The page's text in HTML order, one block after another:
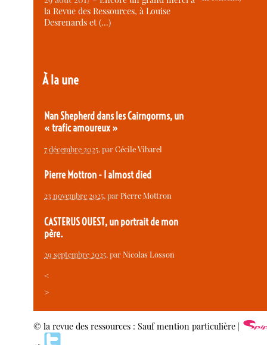
la Revue des Ressources, à Louise
Desrenards et (…)
À la une
Nan Shepherd dans les Cairngorms, un
« trafic amoureux »
7 décembre 2025, parCécile Vibarel
Pierre Mottron - I almost died
23 novembre 2025, parPierre Mottron
CASTERUS OUEST, un portrait de mon
père.
29 septembre 2025, parNicolas Losson
<
>
© la revue des ressources : Sauf mention particulière |